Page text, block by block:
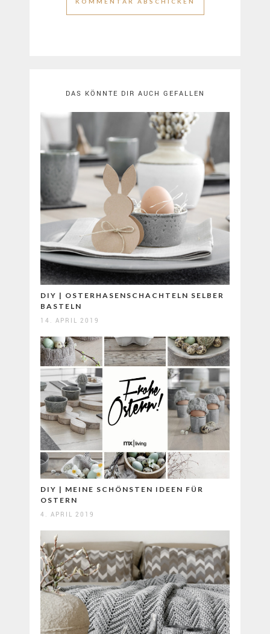
DAS KÖNNTE DIR AUCH GEFALLEN
DIY | OSTERHASENSCHACHTELN SELBER
BASTELN
14. APRIL 2019
DIY | MEINE SCHÖNSTEN IDEEN FÜR
OSTERN
4. APRIL 2019